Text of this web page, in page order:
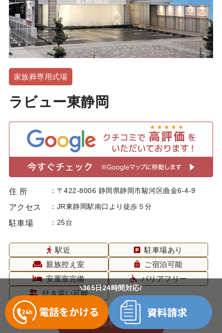
家族葬専用式場
ラビュー東静岡
住 所 〒422-8006 静岡県静岡市駿河区曲金6-4-9
アクセス JR東静岡駅南口より徒歩５分
駐車場 25台
駅近
駐車場あり
親族控え室
ご宿泊可能
安置室完備
バリアフリー
付き添い可能
詳細を見る
365日24時間対応